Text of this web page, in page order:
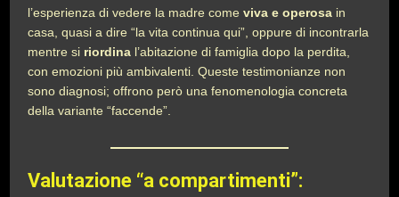
l’esperienza di vedere la madre comeviva e operosa in
casa, quasi a dire “la vita continua qui”, oppure di incontrarla
mentre si riordina l’abitazione di famiglia dopo la perdita,
con emozioni più ambivalenti. Queste testimonianze non
sono diagnosi; offrono però una fenomenologia concreta
della variante “faccende”.
Valutazione “a compartimenti”: